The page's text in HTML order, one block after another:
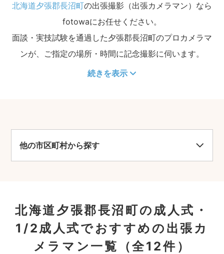
北海道夕張郡長沼町の出張撮影（出張カメラマン）なら
fotowaにお任せください。
面談・実技試験を通過した夕張郡長沼町のプロカメラマ
ンが、ご指定の場所・時間に記念撮影に伺います。
続きを表示
他の市区町村から探す
北海道夕張郡長沼町の成人式・
1/2成人式でおすすめの出張カ
メラマン一覧
（全12件）